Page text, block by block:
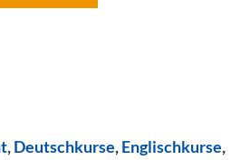
,Deutschkurse,Englischkurse,